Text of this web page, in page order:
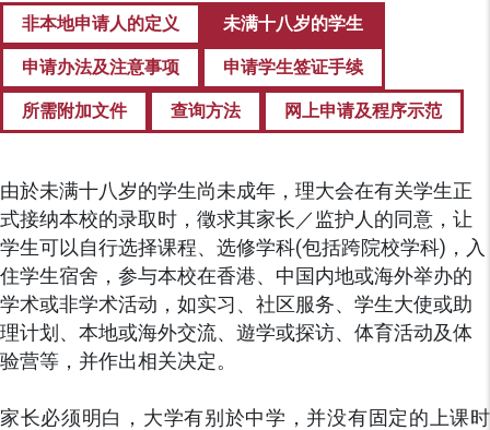
非本地申请人的定义 未满十八岁的学生
申请办法及注意事项 申请学生签证手续
所需附加文件 查询方法 网上申请及程序示范
由於未满十八岁的学生尚未成年，理大会在有关学生正
式接纳本校的录取时，徵求其家长／监护人的同意，让
学生可以自行选择课程、选修学科(包括跨院校学科)，入
住学生宿舍，参与本校在香港、中国内地或海外举办的
学术或非学术活动，如实习、社区服务、学生大使或助
理计划、本地或海外交流、遊学或探访、体育活动及体
验营等，并作出相关决定。
家长必须明白，大学有别於中学，并没有固定的上课时